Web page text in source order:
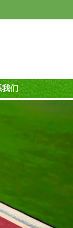
们